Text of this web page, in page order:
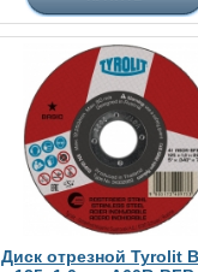
Диск отрезной Tyrolit